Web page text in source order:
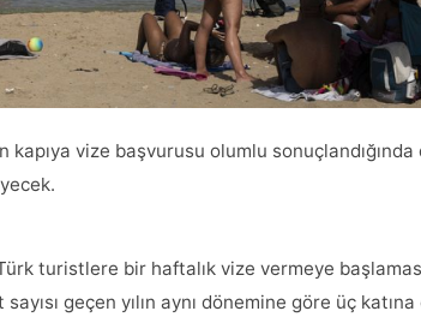
kapıya vize başvurusu olumlu sonuçlandığında
turistlere bir haftalık vize vermeye
geçen yılın aynı dönemine göre üç katına